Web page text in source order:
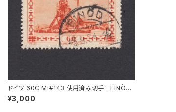
ドイツ 60C Mi#143 使用済み切手｜EINÖD
8.9.1934
¥3,000